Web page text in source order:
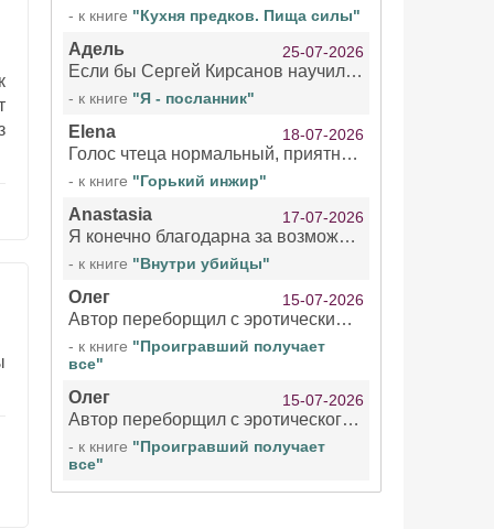
- к книге "Кухня предков. Пища силы"
Адель 25-07-2026
Если бы Сергей Кирсанов научился не сглатывать каждые 1-2 минуты слюну, так что слышно в микрофоне и, что вызывает отвращение, то мелжно было бы слушать.
- к книге "Я - посланник"
Elena 18-07-2026
Голос чтеца нормальный, приятный тембр. Мне очень понравилось озвучивание рассказа. Очень странный отзыв Надежды. Может у неё что-то с нервами?
- к книге "Горький инжир"
Anastasia 17-07-2026
Я конечно благодарна за возможность бесплатно слушать книги даже новинки , но чтение этой книги просто ужасно
- к книге "Внутри убийцы"
Олег 15-07-2026
Автор переборщил с эротическими сценами. Похоже, с этим у него проблемы.
- к книге "Проигравший получает
все"
Олег 15-07-2026
Автор переборщил с эротического сценами. Похоже, с этим у него проблемы.
- к книге "Проигравший получает
все"